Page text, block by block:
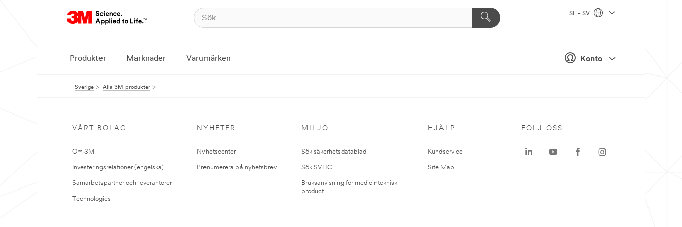
Konto
SE - SV
Produkter Marknader Varumärken
Sverige Alla 3M-produkter
VÅRT BOLAG
Om 3M
Investeringsrelationer (engelska)
Samarbetspartner och leverantörer
Technologies
NYHETER
Nyhetscenter
Prenumerera på nyhetsbrev
MILJÖ
Sök säkerhetsdatablad
Sök SVHC
Bruksanvisning för medicinteknisk
product
HJÄLP
Kundservice
Site Map
FÖLJ OSS